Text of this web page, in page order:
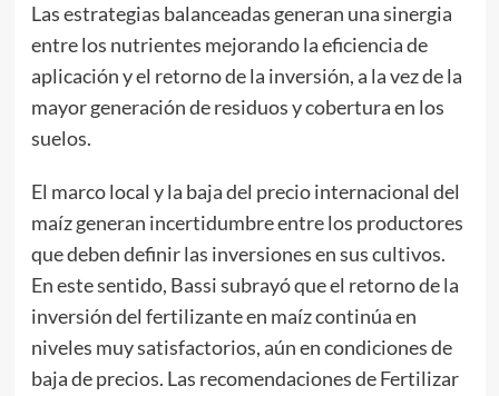
Las estrategias balanceadas generan una sinergia
entre los nutrientes mejorando la eficiencia de
aplicación y el retorno de la inversión, a la vez de la
mayor generación de residuos y cobertura en los
suelos.
El marco local y la baja del precio internacional del
maíz generan incertidumbre entre los productores
que deben definir las inversiones en sus cultivos.
En este sentido, Bassi subrayó que el retorno de la
inversión del fertilizante en maíz continúa en
niveles muy satisfactorios, aún en condiciones de
baja de precios. Las recomendaciones de Fertilizar